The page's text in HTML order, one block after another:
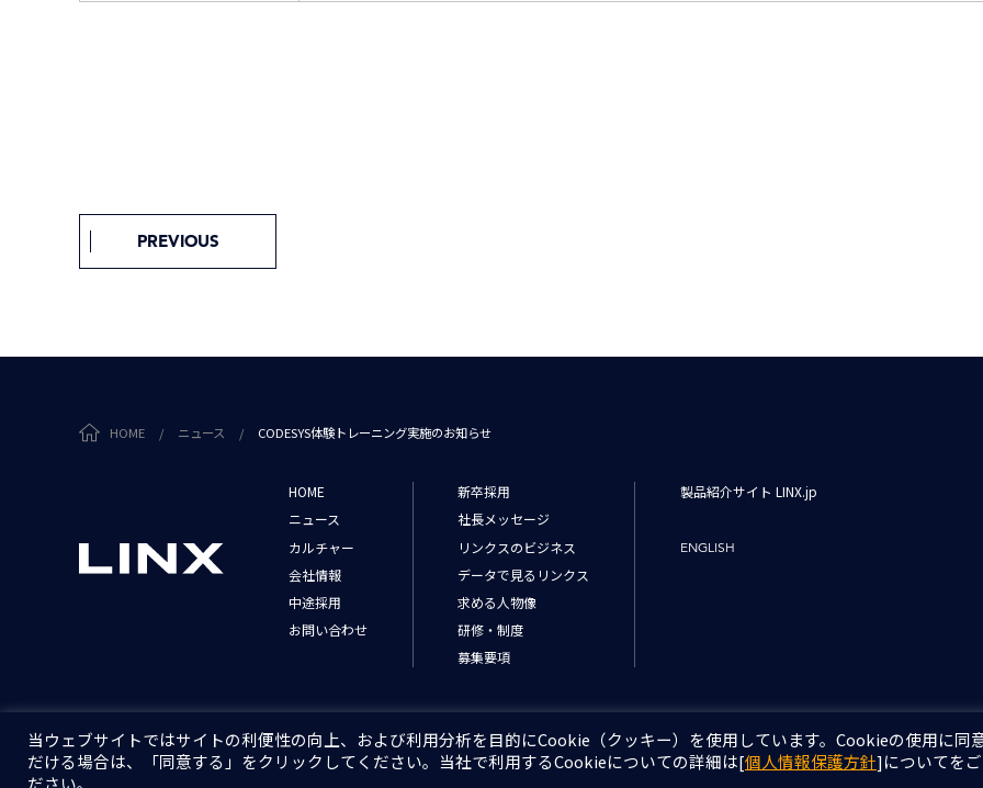
PREVIOUS
HOME / ニュース / CODESYS体験トレーニング実施のお知らせ
HOME
ニュース
カルチャー
会社情報
中途採用
お問い合わせ
新卒採用
社長メッセージ
リンクスのビジネス
データで見るリンクス
求める人物像
研修・制度
募集要項
製品紹介サイト LINX.jp
ENGLISH
個人情報保護方針 情報セキュリティ基本方針
当ウェブサイトではサイトの利便性の向上、および利用分析を目的にCookie（クッキー）を使用しています。Cookieの使用に同
だける場合は、「同意する」をクリックしてください。当社で利用するCookieについての詳細は[個人情報保護方針]についてを
ださい。